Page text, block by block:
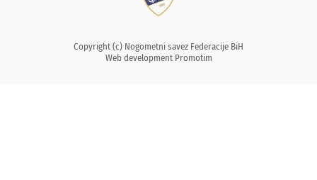
Copyright (c) Nogometni savez Federacije BiH
Web development Promotim